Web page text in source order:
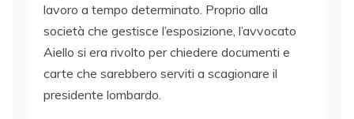
lavoro a tempo determinato. Proprio alla
società che gestisce l’esposizione, l’avvocato
Aiello si era rivolto per chiedere documenti e
carte che sarebbero serviti a scagionare il
presidente lombardo.